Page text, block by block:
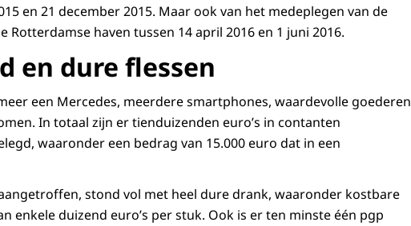
en 21 december 2015. Maar ook van het medeplegen van de
Rotterdamse haven tussen 14 april 2016 en 1 juni 2016.
en dure flessen
een Mercedes, meerdere smartphones, waardevolle goederen
In totaal zijn er tienduizenden euro’s in contanten
waaronder een bedrag van 15.000 euro dat in een
stond vol met heel dure drank, waaronder kostbare
enkele duizend euro’s per stuk. Ook is er ten minste één pgp